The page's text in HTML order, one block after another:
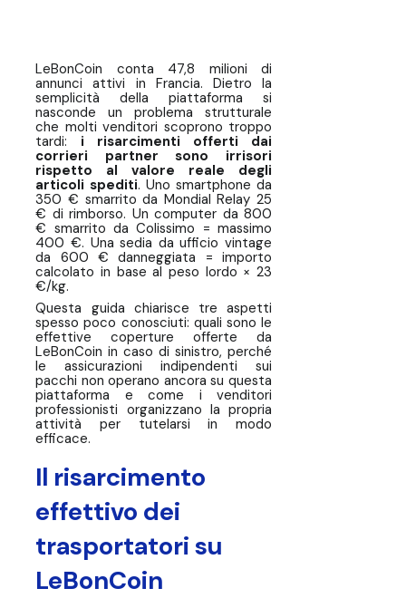
Il calcolo del rischio annuale di un
venditore professionista su
LeBonCoin
Domande frequenti ❓ Protezione
venditore e assicurazione pacchi
su LeBonCoin
LeBonCoin conta 47,8 milioni di
annunci attivi in Francia. Dietro la
semplicità della piattaforma si
nasconde un problema strutturale
che molti venditori scoprono troppo
tardi: i risarcimenti offerti dai
corrieri partner sono irrisori
rispetto al valore reale degli
articoli spediti. Uno smartphone da
350 € smarrito da Mondial Relay 25
€ di rimborso. Un computer da 800
€ smarrito da Colissimo = massimo
400 €. Una sedia da ufficio vintage
da 600 € danneggiata = importo
calcolato in base al peso lordo × 23
€/kg.
Questa guida chiarisce tre aspetti
spesso poco conosciuti: quali sono le
effettive coperture offerte da
LeBonCoin in caso di sinistro, perché
le assicurazioni indipendenti sui
pacchi non operano ancora su questa
piattaforma e come i venditori
professionisti organizzano la propria
attività per tutelarsi in modo
efficace.
Il risarcimento
effettivo dei
trasportatori su
LeBonCoin